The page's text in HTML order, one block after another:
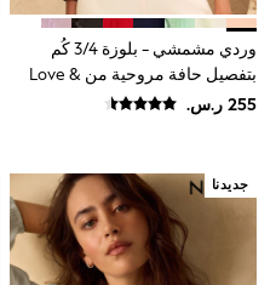
Polo Shirts
GIRLS
E-Gift Card
New In
New In from Next
6-8 years
9-11 years
12-14 years
15+ years
All Clothing
وردي مشمشي - بلوزة 3/4 كُم
بتفصيل حافة مروحية من Love &
Roses
جديدنا